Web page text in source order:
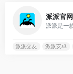
派派官网
派派交友 派派安卓